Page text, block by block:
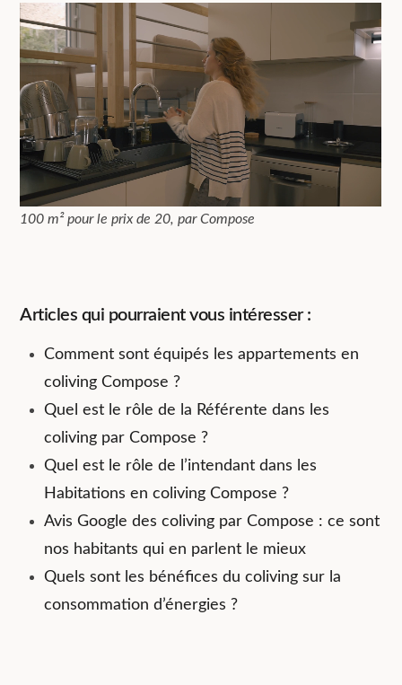
100 m² pour le prix de 20, par Compose
Articles qui pourraient vous intéresser :
Comment sont équipés les appartements en
coliving Compose ?
Quel est le rôle de la Référente dans les
coliving par Compose ?
Quel est le rôle de l’intendant dans les
Habitations en coliving Compose ?
Avis Google des coliving par Compose : ce sont
nos habitants qui en parlent le mieux
Quels sont les bénéfices du coliving sur la
consommation d’énergies ?